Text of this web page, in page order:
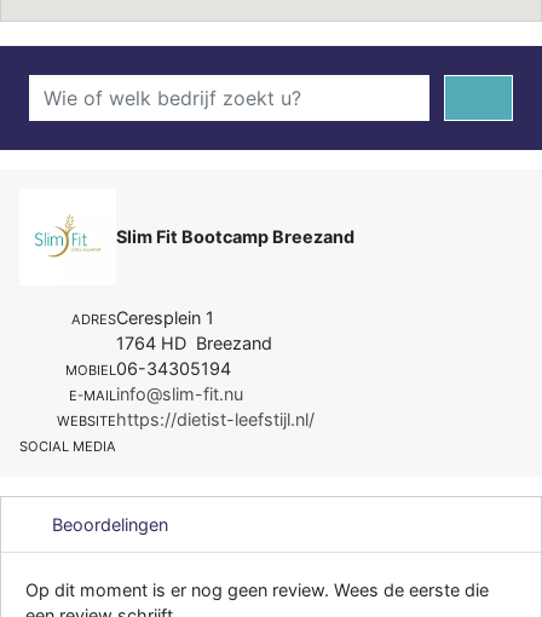
Slim Fit Bootcamp Breezand
ADRESCeresplein 1
1764 HD Breezand
MOBIEL06-34305194
E-MAILinfo@slim-fit.nu
WEBSITEhttps://dietist-leefstijl.nl/
SOCIAL MEDIA
Beoordelingen
Op dit moment is er nog geen review. Wees de eerste die